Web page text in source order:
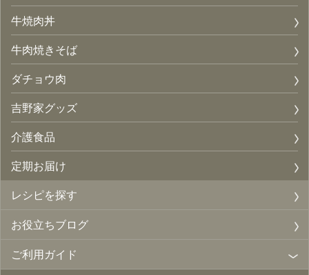
牛焼肉丼
牛肉焼きそば
ダチョウ肉
吉野家グッズ
介護食品
定期お届け
レシピを探す
お役立ちブログ
ご利用ガイド